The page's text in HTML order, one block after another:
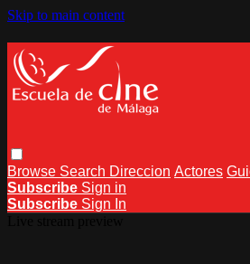
Skip to main content
Browse Search Direccion Actores
Subscribe Sign in
Subscribe Sign In